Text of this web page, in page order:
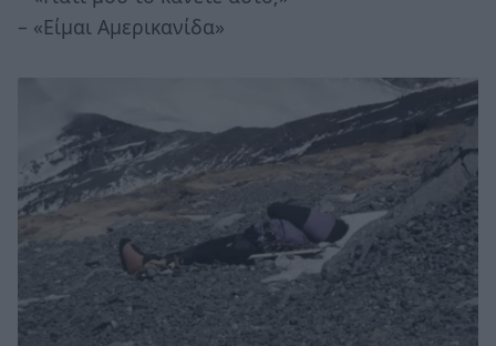
– «Είμαι Αμερικανίδα»